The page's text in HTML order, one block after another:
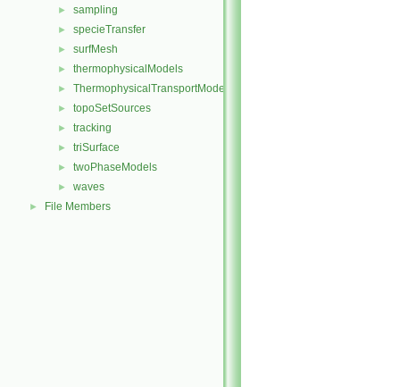
► sampling
► specieTransfer
► surfMesh
► thermophysicalModels
► ThermophysicalTransportModels
► topoSetSources
► tracking
► triSurface
► twoPhaseModels
► waves
► File Members